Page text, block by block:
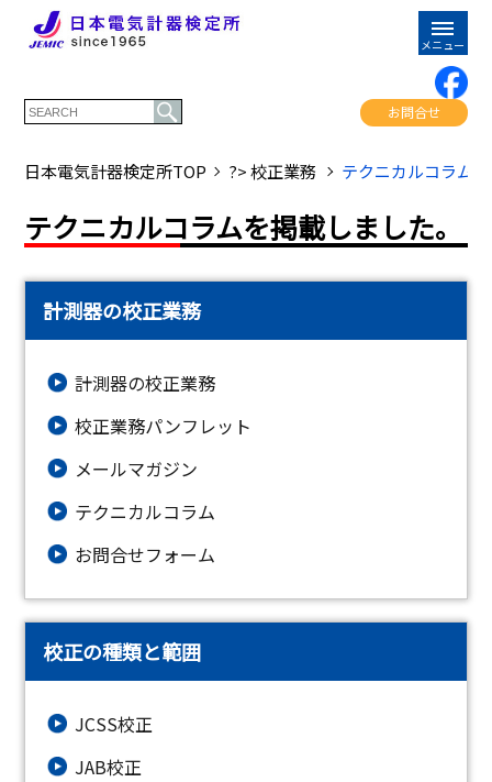
お問合せ
日本電気計器検定所TOP ?> 校正業務 テクニカルコラム
テクニカルコラムを掲載しました。
計測器の校正業務
計測器の校正業務
校正業務パンフレット
メールマガジン
テクニカルコラム
お問合せフォーム
校正の種類と範囲
JCSS校正
JAB校正